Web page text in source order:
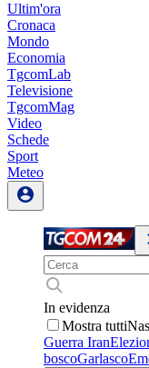
Ultim'ora
Cronaca
Mondo
Economia
TgcomLab
Televisione
TgcomMag
Video
Schede
Sport
Meteo
In evidenza
Mostra tutti
Guerra Iran
boscoGarlasco